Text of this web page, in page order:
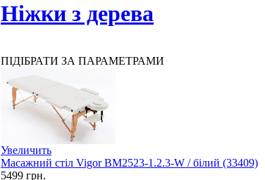
Ніжки з дерева
ПІДІБРАТИ ЗА ПАРАМЕТРАМИ
Увеличить
Масажний стіл Vigor BM2523-1.2.3-W / білий (33409)
5499 грн.